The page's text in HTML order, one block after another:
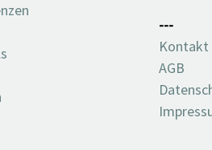
---
Kontakt
AGB